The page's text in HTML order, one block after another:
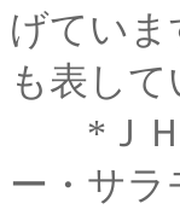
げてい
も表して
*ＪＨ
ー・サ